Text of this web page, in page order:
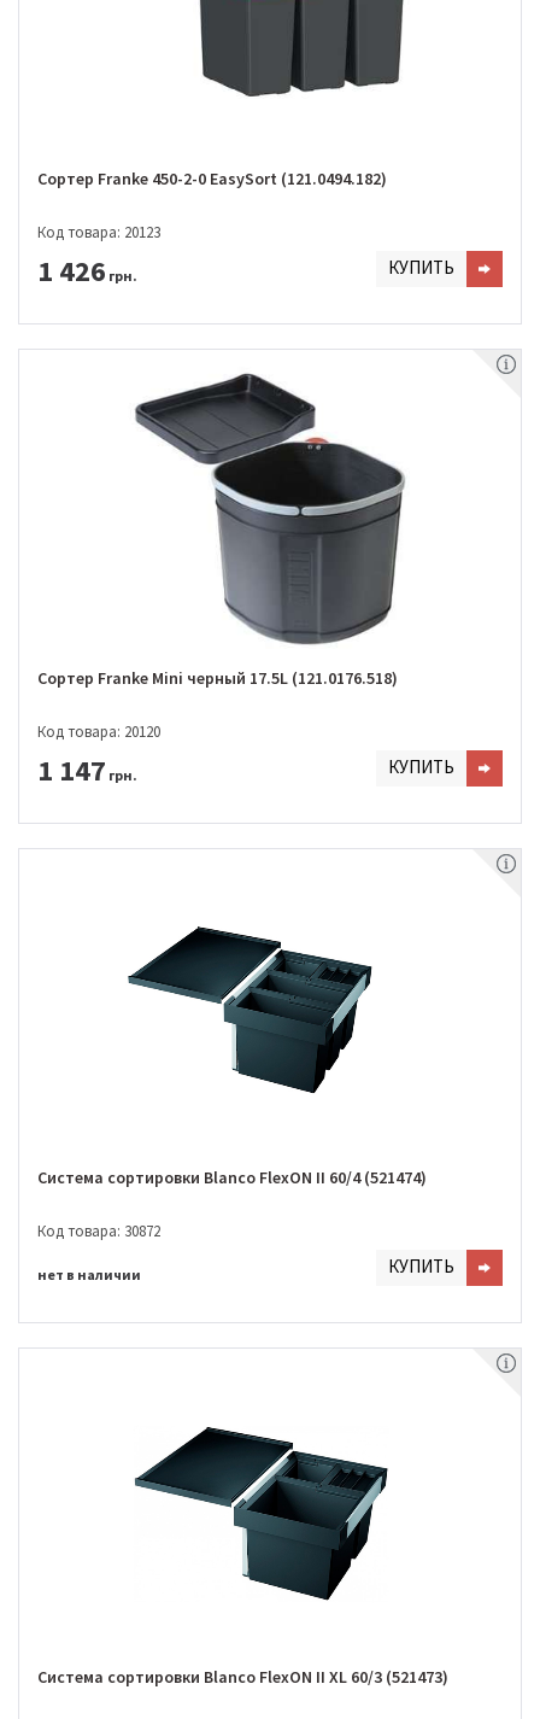
Сортер Franke 450-2-0 EasySort (121.0494.182)
Код товара: 20123
1 426 грн. КУПИТЬ
Сортер Franke Mini черный 17.5L (121.0176.518)
Код товара: 20120
1 147 грн. КУПИТЬ
Система сортировки Blanco FlexON II 60/4 (521474)
Код товара: 30872
нет в наличии КУПИТЬ
Система сортировки Blanco FlexON II XL 60/3 (521473)